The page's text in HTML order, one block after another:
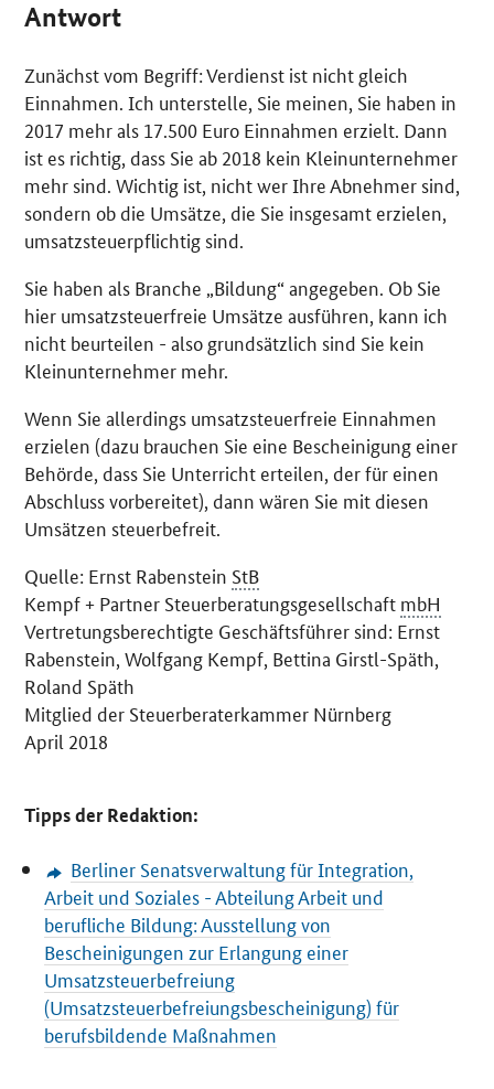
Antwort
Zunächst vom Begriff: Verdienst ist nicht gleich
Einnahmen. Ich unterstelle, Sie meinen, Sie haben in
2017 mehr als 17.500 Euro Einnahmen erzielt. Dann
ist es richtig, dass Sie ab 2018 kein Kleinunternehmer
mehr sind. Wichtig ist, nicht wer Ihre Abnehmer sind,
sondern ob die Umsätze, die Sie insgesamt erzielen,
umsatzsteuerpflichtig sind.
Sie haben als Branche „Bildung“ angegeben. Ob Sie
hier umsatzsteuerfreie Umsätze ausführen, kann ich
nicht beurteilen - also grundsätzlich sind Sie kein
Kleinunternehmer mehr.
Wenn Sie allerdings umsatzsteuerfreie Einnahmen
erzielen (dazu brauchen Sie eine Bescheinigung einer
Behörde, dass Sie Unterricht erteilen, der für einen
Abschluss vorbereitet), dann wären Sie mit diesen
Umsätzen steuerbefreit.
Quelle: Ernst Rabenstein StB
Kempf + Partner Steuerberatungsgesellschaft mbH
Vertretungsberechtigte Geschäftsführer sind: Ernst
Rabenstein, Wolfgang Kempf, Bettina Girstl-Späth,
Roland Späth
Mitglied der Steuerberaterkammer Nürnberg
April 2018
Tipps der Redaktion:
Berliner Senatsverwaltung für Integration,
Arbeit und Soziales - Abteilung Arbeit und
berufliche Bildung: Ausstellung von
Bescheinigungen zur Erlangung einer
Umsatzsteuerbefreiung
(Umsatzsteuerbefreiungsbescheinigung) für
berufsbildende Maßnahmen